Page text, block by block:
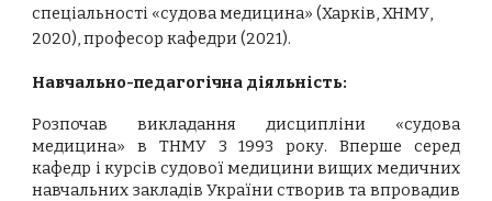
спеціальності «судова медицина» (Харків, ХНМУ,
2020), професор кафедри (2021).
Навчально-педагогічна діяльність:
Розпочав викладання дисципліни «судова
медицина» в ТНМУ 3 1993 року. Вперше серед
кафедр і курсів судової медицини вищих медичних
навчальних закладів України створив та впровадив